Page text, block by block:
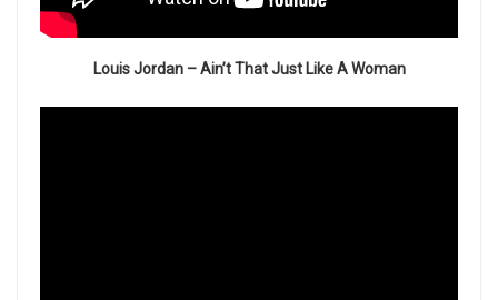
Louis Jordan – Ain’t That Just Like A Woman